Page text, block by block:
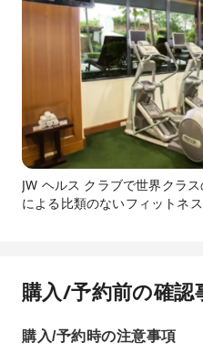
JW ヘルス クラブで世界クラ
による比類のないフィットネ
購入/予約前の確認
購入/予約時の注意事項